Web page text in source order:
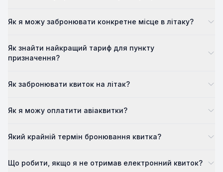
Як я можу забронювати конкретне місце в літаку?
Як знайти найкращий тариф для пункту
призначення?
Як забронювати квиток на літак?
Як я можу оплатити авіаквитки?
Який крайній термін бронювання квитка?
Що робити, якщо я не отримав електронний квиток?